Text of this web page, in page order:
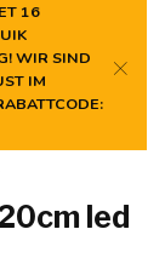
16
WIR SIND
IM
led